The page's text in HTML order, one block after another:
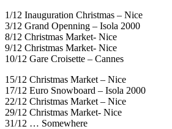
1/12 Inauguration Christmas – Nice
3/12 Grand Openning – Isola 2000
8/12 Christmas Market- Nice
9/12 Christmas Market- Nice
10/12 Gare Croisette – Cannes
15/12 Christmas Market – Nice
17/12 Euro Snowboard – Isola 2000
22/12 Christmas Market – Nice
29/12 Christmas Market- Nice
31/12 … Somewhere